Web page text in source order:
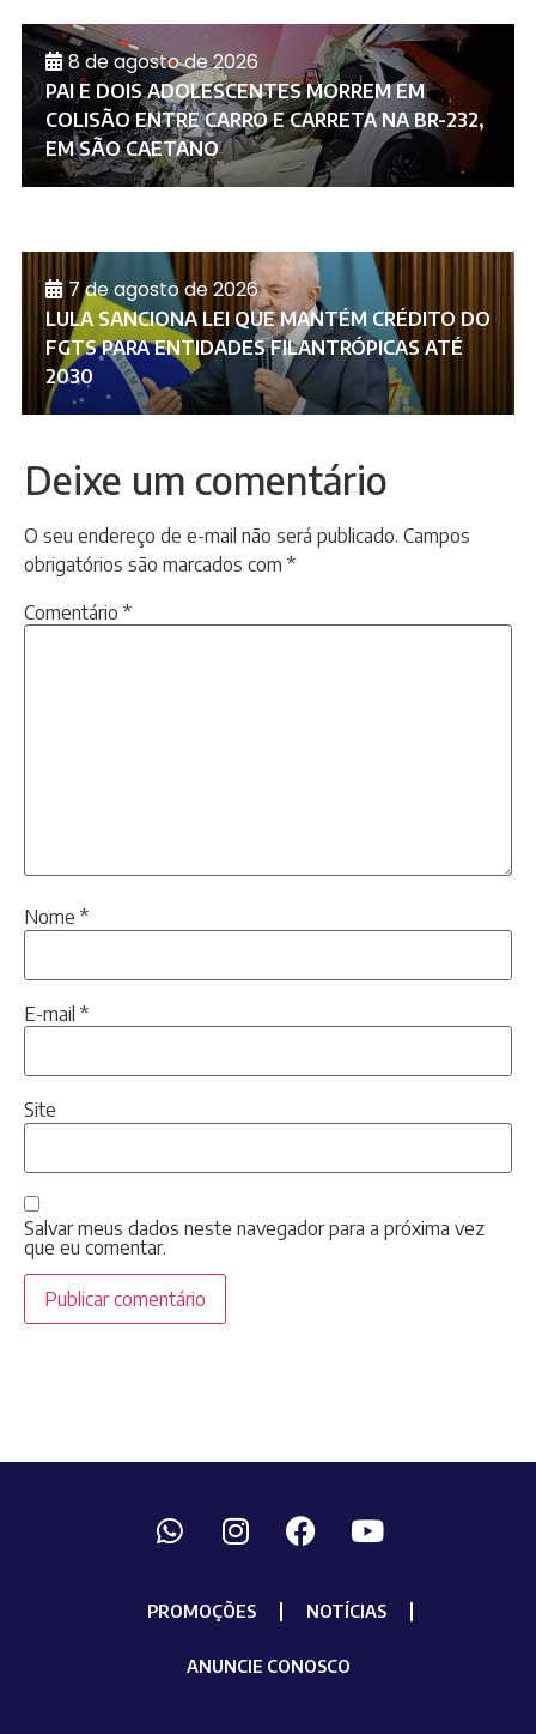
8 de agosto de 2026
PAI E DOIS ADOLESCENTES MORREM EM
COLISÃO ENTRE CARRO E CARRETA NA BR-232,
EM SÃO CAETANO
7 de agosto de 2026
LULA SANCIONA LEI QUE MANTÉM CRÉDITO DO
FGTS PARA ENTIDADES FILANTRÓPICAS ATÉ
2030
Deixe um comentário
O seu endereço de e-mail não será publicado. Campos
obrigatórios são marcados com *
Comentário *
Nome *
E-mail *
Site
Salvar meus dados neste navegador para a próxima vez
que eu comentar.
PROMOÇÕES NOTÍCIAS
ANUNCIE CONOSCO